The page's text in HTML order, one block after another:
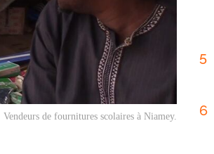
Vendeurs de fournitures scolaires à Niamey.
5
6